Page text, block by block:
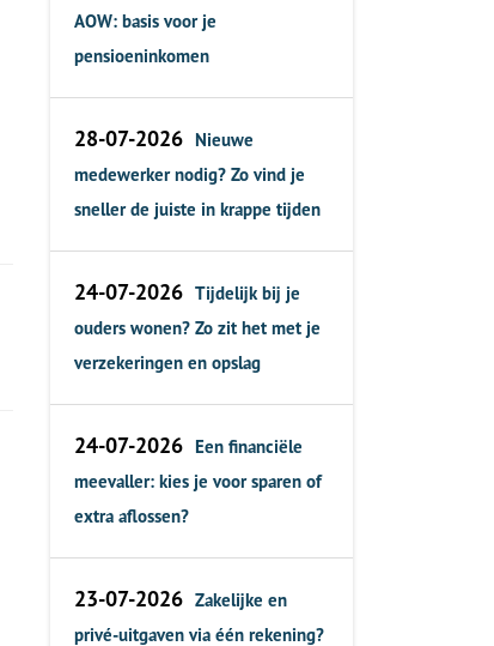
AOW: basis voor je
pensioeninkomen
28-07-2026 Nieuwe
medewerker nodig? Zo vind je
sneller de juiste in krappe tijden
24-07-2026 Tijdelijk bij je
ouders wonen? Zo zit het met je
verzekeringen en opslag
24-07-2026 Een financiële
meevaller: kies je voor sparen of
extra aflossen?
23-07-2026 Zakelijke en
privé-uitgaven via één rekening?